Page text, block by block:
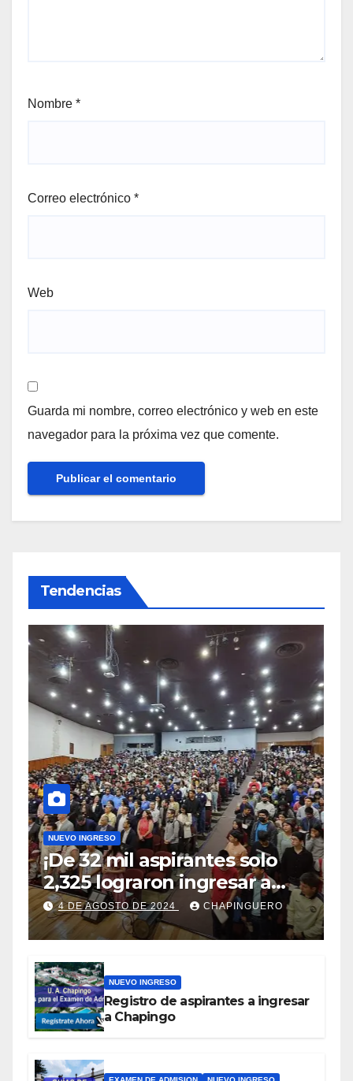
Nombre *
Correo electrónico *
Web
Guarda mi nombre, correo electrónico y web en este
navegador para la próxima vez que comente.
Tendencias
NUEVO INGRESO
¡De 32 mil aspirantes solo
2,325 lograron ingresar a
Chapingo!
4 DE AGOSTO DE 2024 CHAPINGUERO
NUEVO INGRESO
Registro de aspirantes a ingresar
a Chapingo